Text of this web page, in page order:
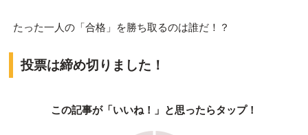
たった一人の「合格」を勝ち取るのは誰だ！？
投票は締め切りました！
この記事が「いいね！」と思ったらタップ！